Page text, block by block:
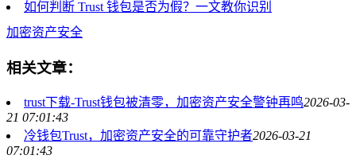
如何判断 Trust 钱包是否为假？一文教你识别
加密资产安全
相关文章：
trust下载-Trust钱包被清零，加密资产安全警钟再鸣2026-03-
21 07:01:43
冷钱包Trust，加密资产安全的可靠守护者2026-03-21
07:01:43